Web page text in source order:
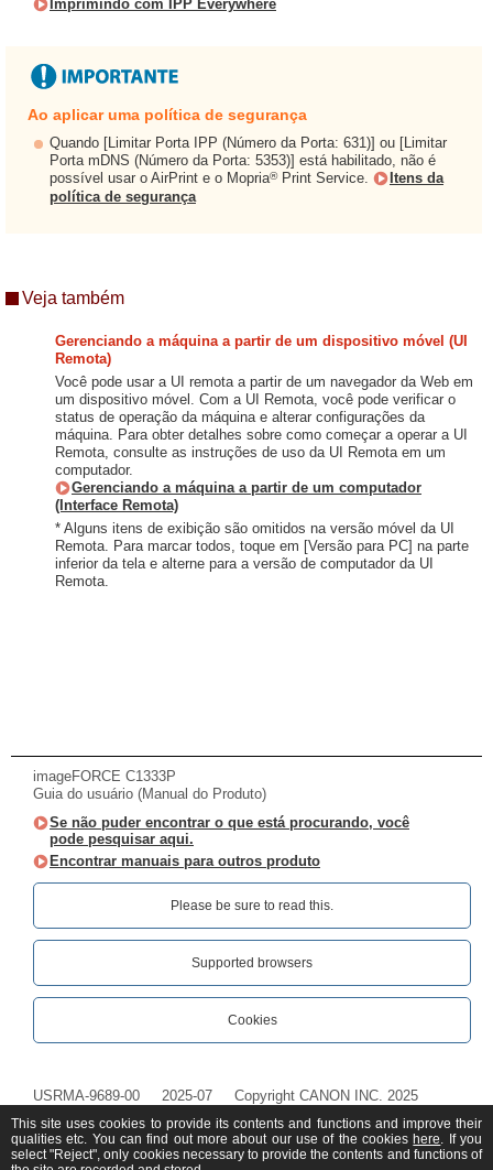
Imprimindo com IPP Everywhere
Ao aplicar uma política de segurança
Quando [Limitar Porta IPP (Número da Porta: 631)] ou [Limitar
Porta mDNS (Número da Porta: 5353)] está habilitado, não é
possível usar o AirPrint e o Mopria®Print Service.
Itens da
política de segurança
Veja também
Gerenciando a máquina a partir de um dispositivo móvel (UI
Remota)
Você pode usar a UI remota a partir de um navegador da Web em
um dispositivo móvel. Com a UI Remota, você pode verificar o
status de operação da máquina e alterar configurações da
máquina. Para obter detalhes sobre como começar a operar a UI
Remota, consulte as instruções de uso da UI Remota em um
computador.
Gerenciando a máquina a partir de um computador
(Interface Remota)
* Alguns itens de exibição são omitidos na versão móvel da UI
Remota. Para marcar todos, toque em [Versão para PC] na parte
inferior da tela e alterne para a versão de computador da UI
Remota.
imageFORCE C1333P
Guia do usuário (Manual do Produto)
Se não puder encontrar o que está procurando, você
pode pesquisar aqui.
Encontrar manuais para outros produto
Please be sure to read this.‎
Supported browsers
Cookies
USRMA-9689-00 2025-07 Copyright CANON INC. 2025
This site uses cookies to provide its contents and functions and improve their
qualities etc. You can find out more about our use of the cookies here. If you
select "Reject", only cookies necessary to provide the contents and functions of